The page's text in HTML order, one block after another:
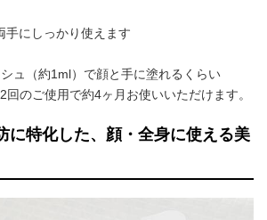
手にしっかり使えます
ュ（約1ml）で顔と手に塗れるくらい
のご使用で約4ヶ月お使いいただけます。
に特化した、顔・全身に使える美